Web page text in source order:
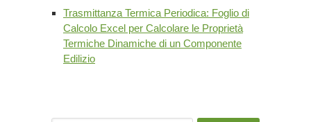
Trasmittanza Termica Periodica: Foglio di
Calcolo Excel per Calcolare le Proprietà
Termiche Dinamiche di un Componente
Edilizio